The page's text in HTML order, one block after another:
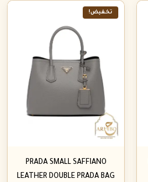
تخفيض!
PRADA SMALL SAFFIANO
LEATHER DOUBLE PRADA BAG